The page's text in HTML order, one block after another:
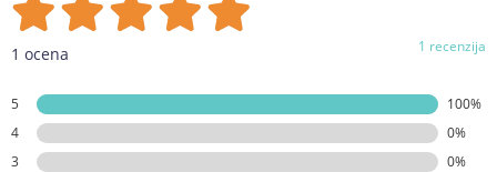
1 ocena 1 recenzija
5
100%
4
0%
3
0%